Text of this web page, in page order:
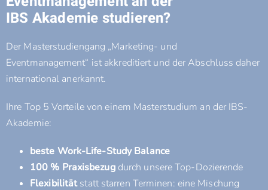
IBS Akademie studieren?
Der Masterstudiengang „Marketing- und
Eventmanagement“ ist akkreditiert und der Abschluss daher
international anerkannt.
Ihre Top 5 Vorteile von einem Masterstudium an der IBS-
Akademie:
beste Work-Life-Study Balance
100 % Praxisbezug durch unsere Top-Dozierende
Flexibilitätstatt starren Terminen: eine Mischung